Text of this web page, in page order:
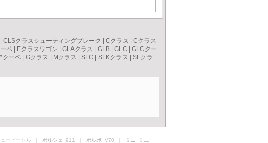
CLSクラスシューティングブレーク Cクラス
Cクラス
ペ Eクラスワゴン GLAクラス GLB GLC
GLCクー
クーペ Gクラス Mクラス SLC SLKクラス
SLクラ
ュービートル ｜ ポルシェ 911 ｜ ボルボ V70 ｜ ミニ ミニ